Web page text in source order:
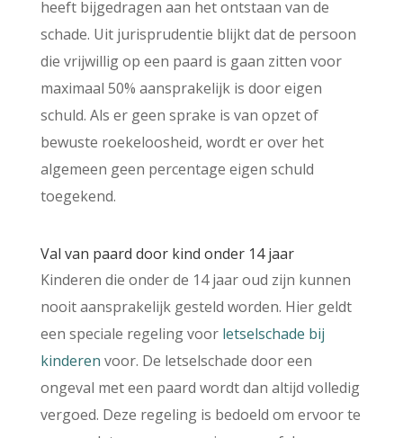
heeft bijgedragen aan het ontstaan van de
schade. Uit jurisprudentie blijkt dat de persoon
die vrijwillig op een paard is gaan zitten voor
maximaal 50% aansprakelijk is door eigen
schuld. Als er geen sprake is van opzet of
bewuste roekeloosheid, wordt er over het
algemeen geen percentage eigen schuld
toegekend.
Val van paard door kind onder 14 jaar
Kinderen die onder de 14 jaar oud zijn kunnen
nooit aansprakelijk gesteld worden. Hier geldt
een speciale regeling voor letselschade bij
kinderen voor. De letselschade door een
ongeval met een paard wordt dan altijd volledig
vergoed. Deze regeling is bedoeld om ervoor te